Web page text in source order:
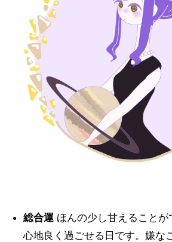
総合運ほんの少し甘えることが
心地良く過ごせる日です。嫌な